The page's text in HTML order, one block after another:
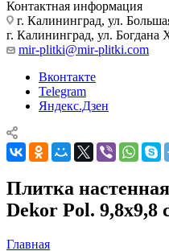
Контактная информация
г. Калининград, ул.
г. Калининград, ул. Богдана
mir-plitki@mir-plitki.com
Вконтакте
Telegram
Яндекс.Дзен
Плитка
Dekor Pol. 9,8x9,8
Главная